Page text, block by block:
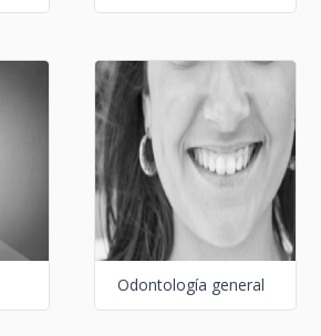
Odontología general